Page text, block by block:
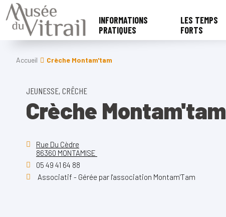
INFORMATIONS
PRATIQUES
LES TEMPS
FORTS
Accueil Crèche Montam'tam
JEUNESSE, CRÊCHE
Crèche Montam'tam
Rue Du Cèdre
86360 MONTAMISE
05 49 41 64 88
Associatif - Gérée par l'association Montam'Tam